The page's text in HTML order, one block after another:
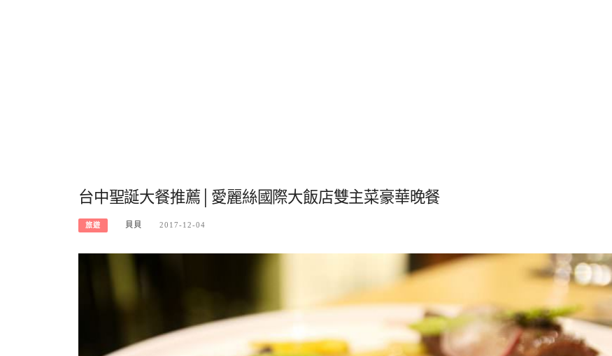
台中聖誕大餐推薦│愛麗絲國際大飯店雙主菜豪華晚餐
旅遊 貝貝 2017-12-04